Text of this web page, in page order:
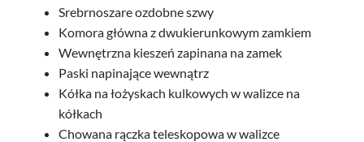
Srebrnoszare ozdobne szwy
Komora główna z dwukierunkowym zamkiem
Wewnętrzna kieszeń zapinana na zamek
Paski napinające wewnątrz
Kółka na łożyskach kulkowych w walizce na
kółkach
Chowana rączka teleskopowa w walizce